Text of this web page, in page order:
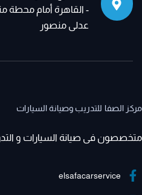
- القاهرة أمام محطة
عدلى منصور
مركز الصفا للتدريب وصيانة السيارات
متخصصون فى صيانة السيارات و
elsafacarservice